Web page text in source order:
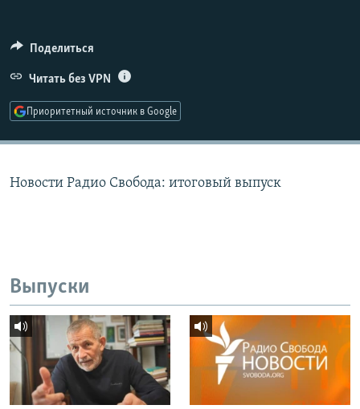
ПОДПИШИТЕСЬ НА РАССЫЛКУ
СОЦИАЛЬНЫЕ СЕТИ
Поделиться
Читать без VPN
Приоритетный источник в Google
Новости Радио Свобода: итоговый выпуск
Выпуски